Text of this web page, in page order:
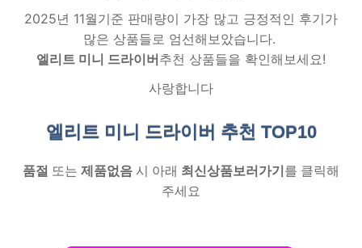
2025년 11월기준 판매량이 가장 많고 긍정적인 후기가
많은 상품들로 엄선해보았습니다.
엘리트 미니 드라이버추천 상품들을 확인해보세요!
사랑합니다
엘리트 미니 드라이버 추천 TOP10
품절 또는 제품없음 시 아래 최신상품보러가기 를 클릭해
주세요